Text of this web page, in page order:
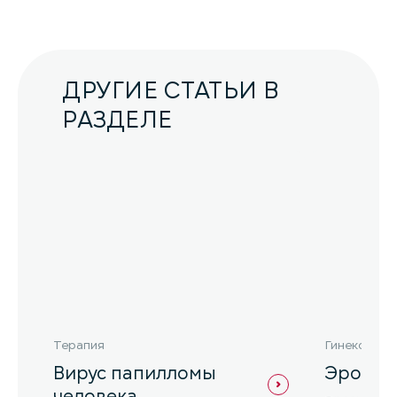
ДРУГИЕ СТАТЬИ В
РАЗДЕЛЕ
Терапия
Вирус папилломы